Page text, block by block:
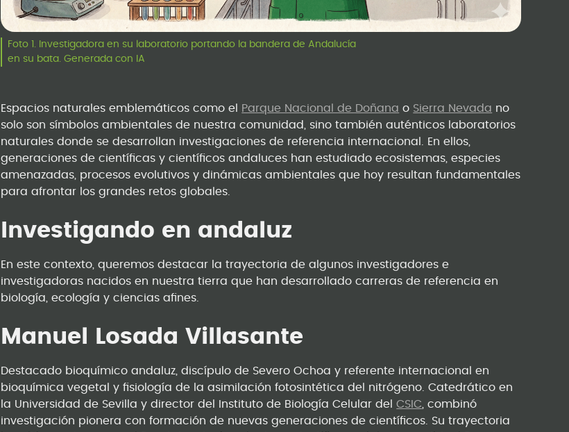
Foto 1. Investigadora en su laboratorio portando la bandera de Andalucía
en su bata. Generada con IA
Espacios naturales emblemáticos como el Parque Nacional de Doñana o Sierra Nevada no
solo son símbolos ambientales de nuestra comunidad, sino también auténticos laboratorios
naturales donde se desarrollan investigaciones de referencia internacional. En ellos,
generaciones de científicas y científicos andaluces han estudiado ecosistemas, especies
amenazadas, procesos evolutivos y dinámicas ambientales que hoy resultan fundamentales
para afrontar los grandes retos globales.
Investigando en andaluz
En este contexto, queremos destacar la trayectoria de algunos investigadores e
investigadoras nacidos en nuestra tierra que han desarrollado carreras de referencia en
biología, ecología y ciencias afines.
Manuel Losada Villasante
Destacado bioquímico andaluz, discípulo de Severo Ochoa y referente internacional en
bioquímica vegetal y fisiología de la asimilación fotosintética del nitrógeno. Catedrático en
la Universidad de Sevilla y director del Instituto de Biología Celular delCSIC , combinó
investigación pionera con formación de nuevas generaciones de científicos. Su trayectoria